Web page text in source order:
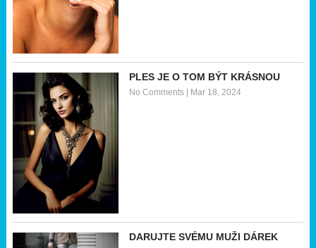
PLES JE O TOM BÝT KRÁSNOU
No Comments| Mar 18, 2024
DARUJTE SVÉMU MUŽI DÁREK